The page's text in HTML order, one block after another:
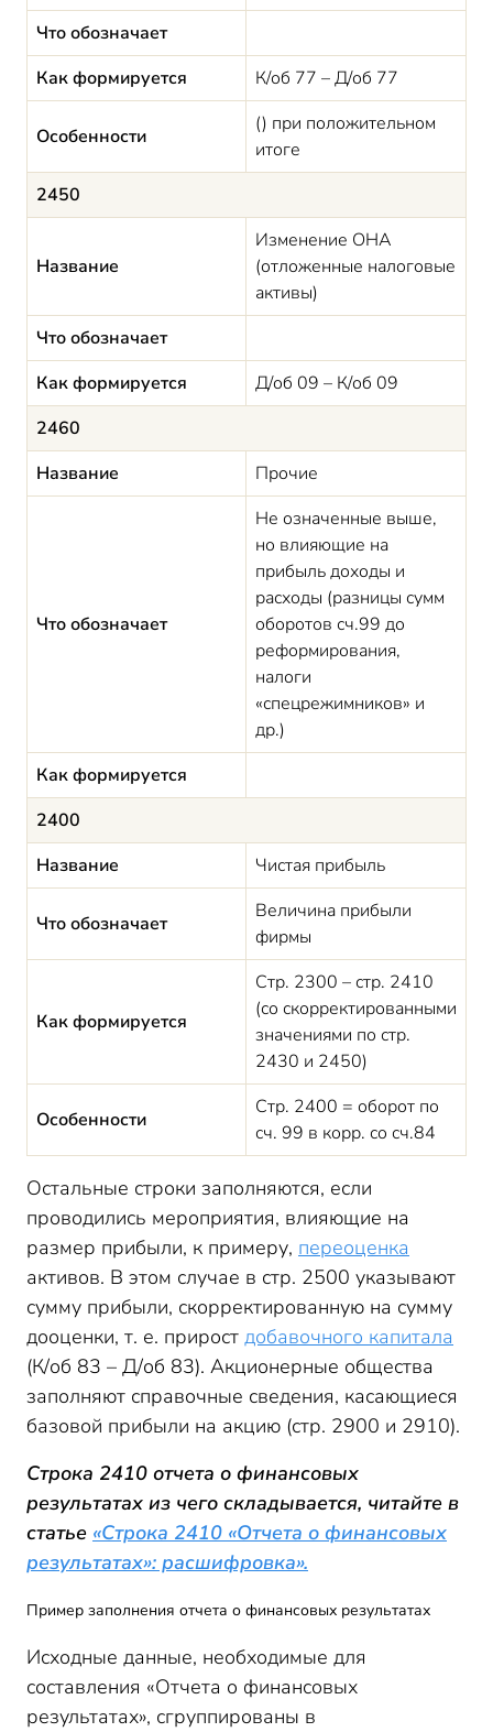
Что обозначает
Как формируется
К/об 77 – Д/об 77
Особенности
() при положительном
итоге
2450
Название
Изменение ОНА
(отложенные налоговые
активы)
Что обозначает
Как формируется
Д/об 09 – К/об 09
2460
Название
Прочие
Что обозначает
Не означенные выше,
но влияющие на
прибыль доходы и
расходы (разницы сумм
оборотов сч.99 до
реформирования,
налоги
«спецрежимников» и
др.)
Как формируется
2400
Название
Чистая прибыль
Что обозначает
Величина прибыли
фирмы
Как формируется
Стр. 2300 – стр. 2410
(со скорректированными
значениями по стр.
2430 и 2450)
Особенности
Стр. 2400 = оборот по
сч. 99 в корр. со сч.84
Остальные строки заполняются, если
проводились мероприятия, влияющие на
размер прибыли, к примеру, переоценка
активов. В этом случае в стр. 2500 указывают
сумму прибыли, скорректированную на сумму
дооценки, т. е. прирост добавочного капитала
(К/об 83 – Д/об 83). Акционерные общества
заполняют справочные сведения, касающиеся
базовой прибыли на акцию (стр. 2900 и 2910).
Строка 2410 отчета о финансовых
результатах из чего складывается, читайте в
статье «Строка 2410 «Отчета о финансовых
результатах»: расшифровка».
Пример заполнения отчета о финансовых результатах
Исходные данные, необходимые для
составления «Отчета о финансовых
результатах», сгруппированы в